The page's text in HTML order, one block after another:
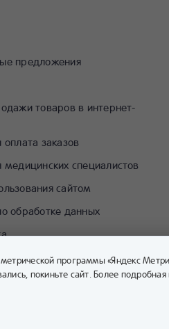
предложения
товаров в интернет-
заказов
медицинских специалистов
сайтом
обработке данных
программы «Яндекс
покиньте сайт. Более